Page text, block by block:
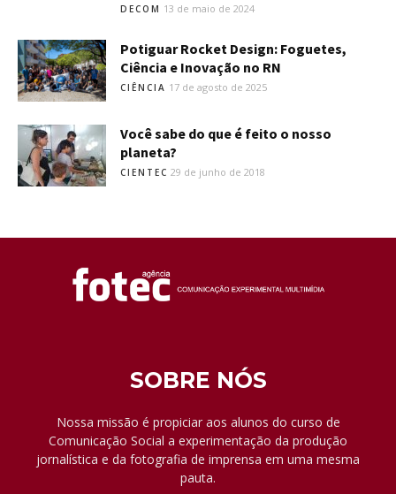
DECOM 13 de maio de 2024
Potiguar Rocket Design: Foguetes,
Ciência e Inovação no RN
CIÊNCIA 17 de agosto de 2025
Você sabe do que é feito o nosso
planeta?
CIENTEC 29 de junho de 2018
SOBRE NÓS
Nossa missão é propiciar aos alunos do curso de
Comunicação Social a experimentação da produção
jornalística e da fotografia de imprensa em uma mesma
pauta.